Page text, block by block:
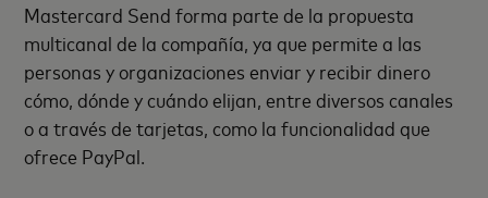
Mastercard Send forma parte de la propuesta
multicanal de la compañía, ya que permite a las
personas y organizaciones enviar y recibir dinero
cómo, dónde y cuándo elijan, entre diversos canales
o a través de tarjetas, como la funcionalidad que
ofrece PayPal.